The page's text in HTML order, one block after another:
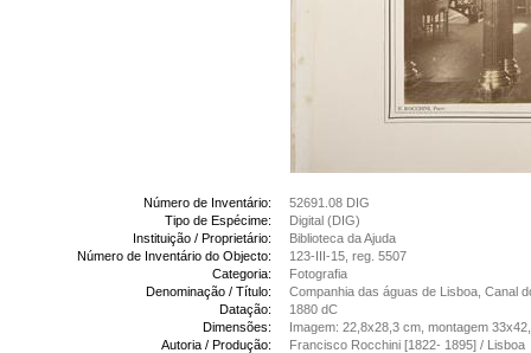
Número de Inventário:
52691.08 DIG
Tipo de Espécime:
Digital (DIG)
Instituição / Proprietário:
Biblioteca da Ajuda
Número de Inventário do Objecto:
123-III-15, reg. 5507
Categoria:
Fotografia
Denominação / Título:
Companhia das águas de Lisboa, Canal
Datação:
1880 dC
Dimensões:
Imagem: 22,8x28,3 cm, montagem
Autoria / Produção:
Francisco Rocchini [1822- 1895] / Lisboa